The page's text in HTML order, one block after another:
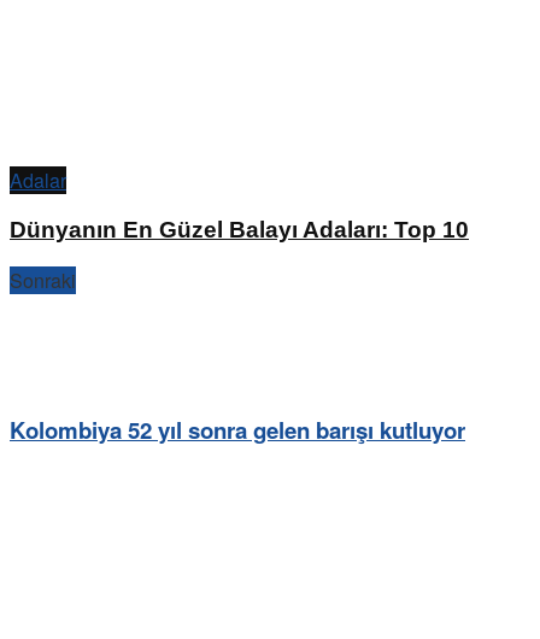
Adalar
Dünyanın En Güzel Balayı Adaları: Top 10
Sonraki
Kolombiya 52 yıl sonra gelen barışı kutluyor